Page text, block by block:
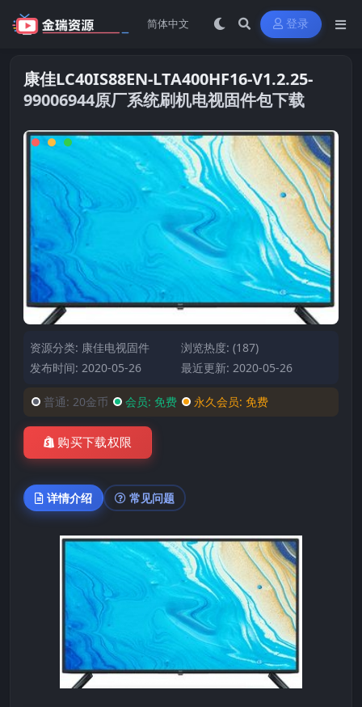
登录
康佳LC40IS88EN-LTA400HF16-V1.2.25-
99006944原厂系统刷机电视固件包下载
资源分类: 康佳电视固件
浏览热度: (187)
发布时间: 2020-05-26
最近更新: 2020-05-26
普通: 20金币 会员: 免费 永久会员: 免费
购买下载权限
详情介绍 常见问题